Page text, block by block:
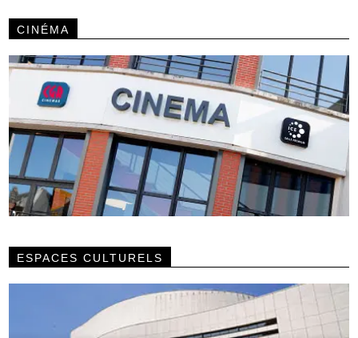
CINÉMA
ESPACES CULTURELS